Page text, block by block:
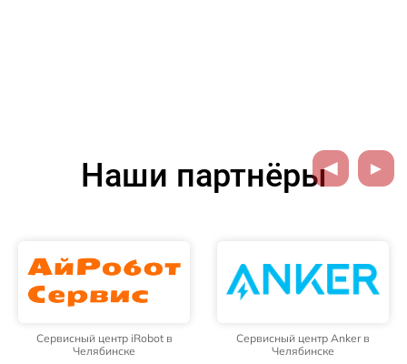
Наши партнёры
Сервисный центр iRobot в
Челябинске
Сервисный центр Anker в
Челябинске